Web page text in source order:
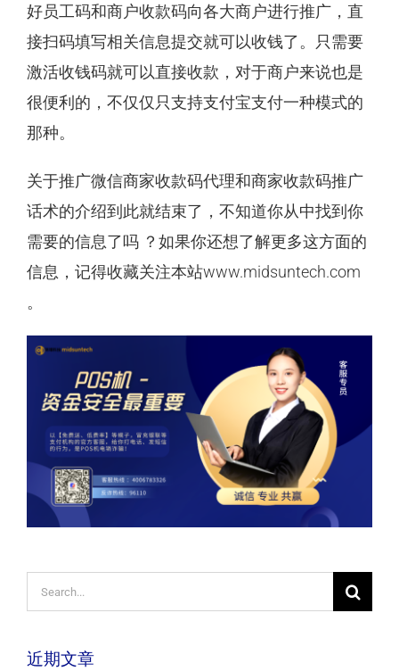
好员工码和商户收款码向各大商户进行推广，直
接扫码填写相关信息提交就可以收钱了。只需要
激活收钱码就可以直接收款，对于商户来说也是
很便利的，不仅仅只支持支付宝支付一种模式的
那种。
关于推广微信商家收款码代理和商家收款码推广
话术的介绍到此就结束了，不知道你从中找到你
需要的信息了吗 ？如果你还想了解更多这方面的
信息，记得收藏关注本站www.midsuntech.com
。
Search
for:
近期文章